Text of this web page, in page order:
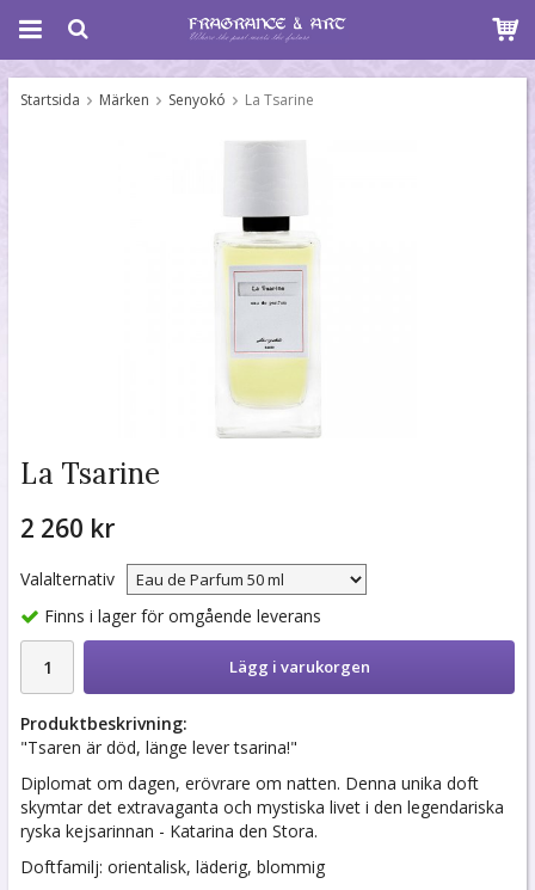
Startsida Märken Senyokó La Tsarine
La Tsarine
2 260 kr
Valalternativ
Finns i lager för omgående leverans
Lägg i varukorgen
Produktbeskrivning:
"Tsaren är död, länge lever tsarina!"
Diplomat om dagen, erövrare om natten. Denna unika doft
skymtar det extravaganta och mystiska livet i den legendariska
ryska kejsarinnan - Katarina den Stora.
Doftfamilj: orientalisk, läderig, blommig